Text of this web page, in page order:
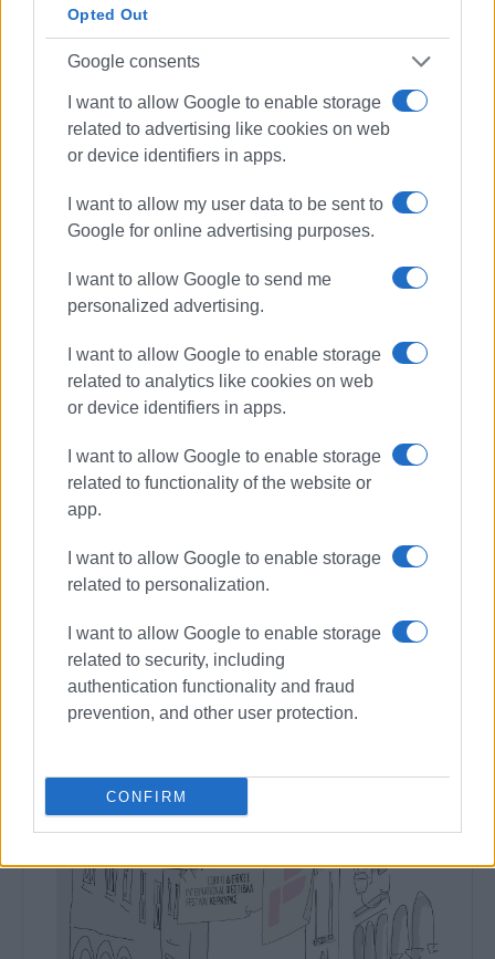
Opted Out
Google consents
I want to allow Google to enable storage
related to advertising like cookies on web
or device identifiers in apps.
I want to allow my user data to be sent to
Google for online advertising purposes.
I want to allow Google to send me
personalized advertising.
I want to allow Google to enable storage
related to analytics like cookies on web
or device identifiers in apps.
I want to allow Google to enable storage
related to functionality of the website or
app.
I want to allow Google to enable storage
related to personalization.
I want to allow Google to enable storage
related to security, including
authentication functionality and fraud
prevention, and other user protection.
CONFIRM
Ακολουθήστε το enimerosi στο
Συνδρομητές στο e-paper